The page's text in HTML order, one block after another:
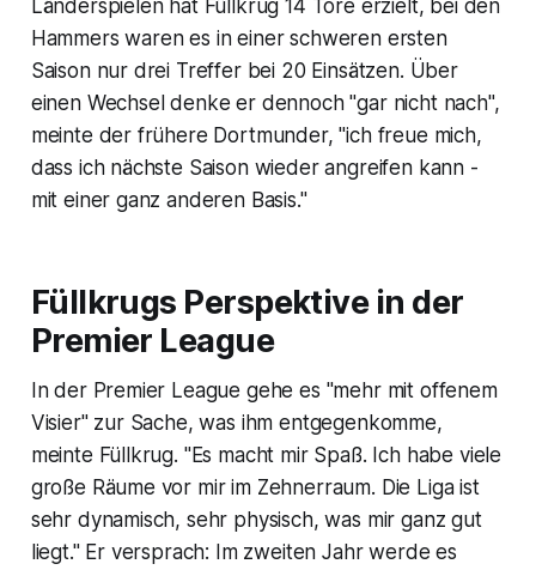
Länderspielen hat Füllkrug 14 Tore erzielt, bei den
Hammers waren es in einer schweren ersten
Saison nur drei Treffer bei 20 Einsätzen. Über
einen Wechsel denke er dennoch "gar nicht nach",
meinte der frühere Dortmunder, "ich freue mich,
dass ich nächste Saison wieder angreifen kann -
mit einer ganz anderen Basis."
Füllkrugs Perspektive in der
Premier League
In der Premier League gehe es "mehr mit offenem
Visier" zur Sache, was ihm entgegenkomme,
meinte Füllkrug. "Es macht mir Spaß. Ich habe viele
große Räume vor mir im Zehnerraum. Die Liga ist
sehr dynamisch, sehr physisch, was mir ganz gut
liegt." Er versprach: Im zweiten Jahr werde es